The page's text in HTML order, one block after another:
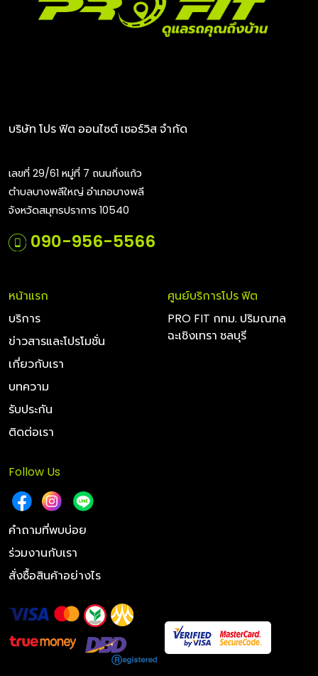
บริษัท โปร ฟิต ออนไซต์ เซอร์วิส จำกัด
เลขที่ 29/61 หมู่ที่ 7 ถนนกิ่งแก้ว
ตำบลบางพลีใหญ่ อำเภอบางพลี
จังหวัดสมุทรปราการ 10540
090-956-5566
หน้าแรก
บริการ
ข่าวสารและโปรโมชั่น
เกี่ยวกับเรา
บทความ
รับประกัน
ติดต่อเรา
ศูนย์บริการโปร ฟิต
PRO FIT กทม. ปริมณฑล
ฉะเชิงเทรา ชลบุรี
Follow Us
คำถามที่พบบ่อย
ร่วมงานกับเรา
สั่งซื้อสินค้าอย่างไร